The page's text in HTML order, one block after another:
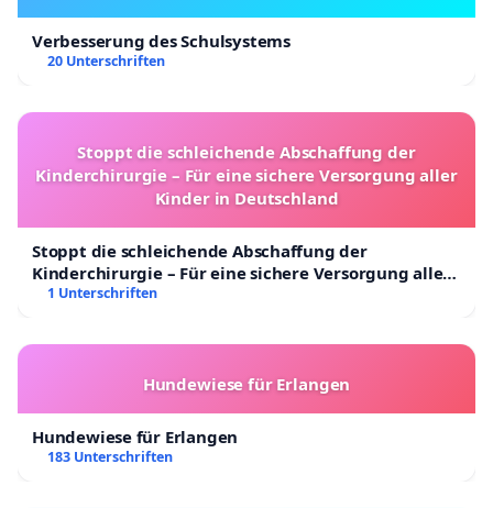
Verbesserung des Schulsystems
20 Unterschriften
Stoppt die schleichende Abschaffung der
Kinderchirurgie – Für eine sichere Versorgung aller
Kinder in Deutschland
Stoppt die schleichende Abschaffung der
Kinderchirurgie – Für eine sichere Versorgung aller
Kinder in Deutschland
1 Unterschriften
Hundewiese für Erlangen
Hundewiese für Erlangen
183 Unterschriften